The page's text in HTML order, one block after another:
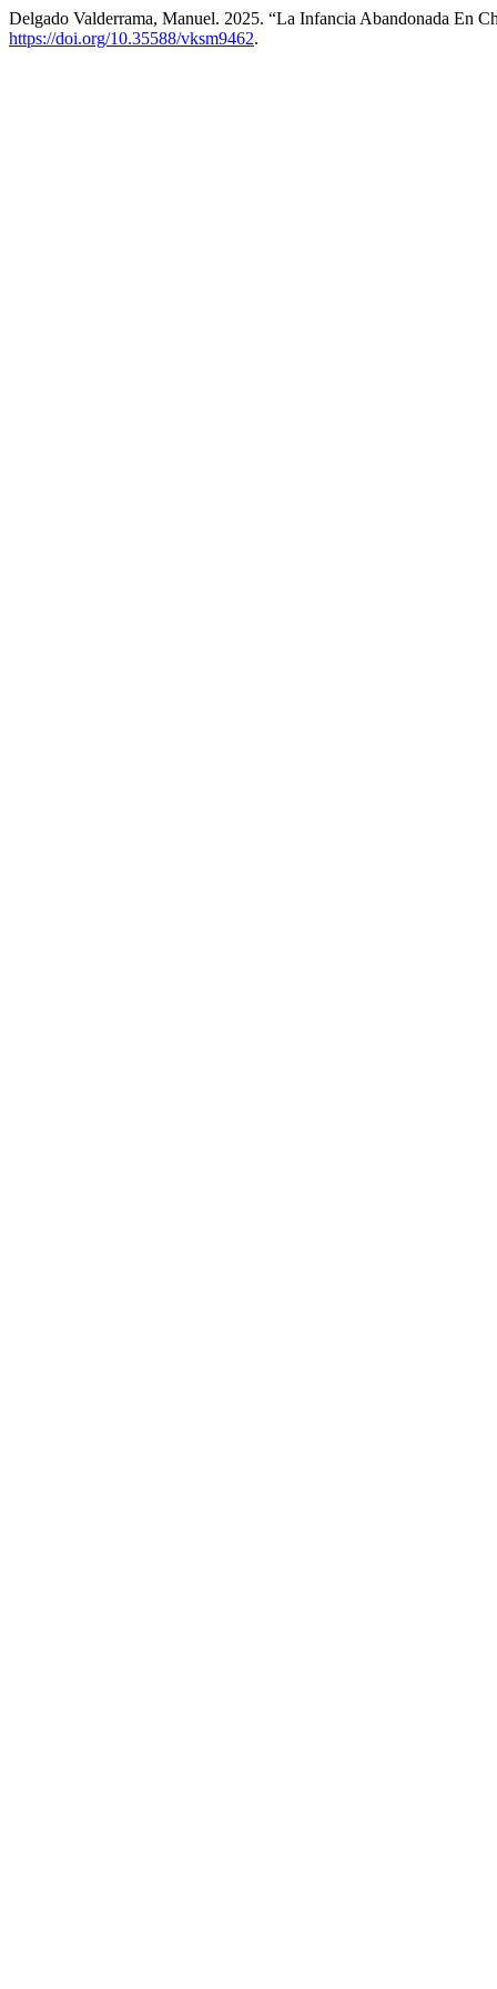
Delgado Valderrama, Manuel. 2025. “La Infancia Abandonada En
https://doi.org/10.35588/vksm9462.